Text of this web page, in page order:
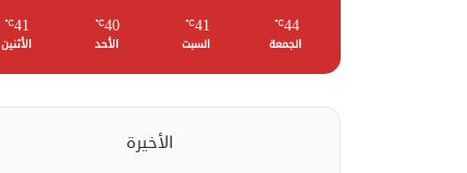
44
℃
الجمعة
41
℃
السبت
40
℃
الأحد
41
℃
الأثنين
الأخيرة